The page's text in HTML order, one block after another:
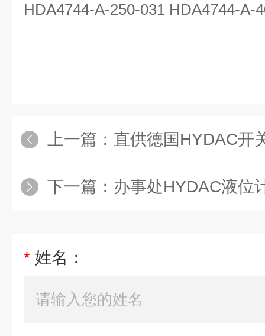
HDA4744-A-250-031 HDA4744-A-
上一篇： 直供德国HYDAC开关
下一篇： 办事处HYDAC液位计
* 姓名：